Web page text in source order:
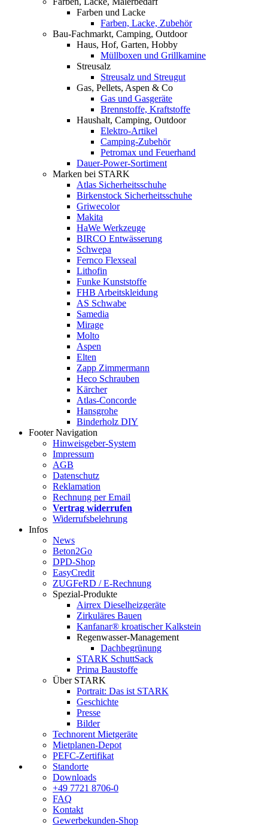
Farben und Lacke
Farben, Lacke, Zubehör
Bau-Fachmarkt, Camping, Outdoor
Haus, Hof, Garten, Hobby
Müllboxen und Grillkamine
Streusalz
Streusalz und Streugut
Gas, Pellets, Aspen & Co
Gas und Gasgeräte
Brennstoffe, Kraftstoffe
Haushalt, Camping, Outdoor
Elektro-Artikel
Camping-Zubehör
Petromax und Feuerhand
Dauer-Power-Sortiment
Marken bei STARK
Atlas Sicherheitsschuhe
Birkenstock Sicherheitsschuhe
Griwecolor
Makita
HaWe Werkzeuge
BIRCO Entwässerung
Schwepa
Fernco Flexseal
Lithofin
Funke Kunststoffe
FHB Arbeitskleidung
AS Schwabe
Samedia
Mirage
Molto
Aspen
Elten
Zapp Zimmermann
Heco Schrauben
Kärcher
Atlas-Concorde
Hansgrohe
Binderholz DIY
Footer Navigation
Hinweisgeber-System
Impressum
AGB
Datenschutz
Reklamation
Rechnung per Email
Vertrag widerrufen
Widerrufsbelehrung
Infos
News
Beton2Go
DPD-Shop
EasyCredit
ZUGFeRD / E-Rechnung
Spezial-Produkte
Airrex Dieselheizgeräte
Zirkuläres Bauen
Kanfanar® kroatischer Kalkstein
Regenwasser-Management
Dachbegrünung
STARK SchuttSack
Prima Baustoffe
Über STARK
Portrait: Das ist STARK
Geschichte
Presse
Bilder
Technorent Mietgeräte
Mietplanen-Depot
PEFC-Zertifikat
Standorte
Downloads
+49 7721 8706-0
FAQ
Kontakt
Gewerbekunden-Shop